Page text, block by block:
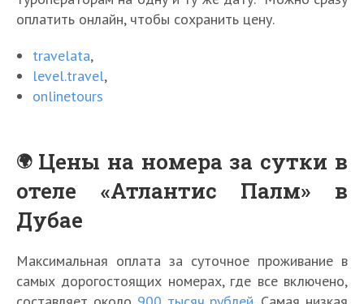
оплатить онлайн, чтобы сохранить цену.
travelata,
level.travel,
onlinetours
Цены на номера за сутки в
отеле «Атлантис Палм» в
Дубае
Максимальная оплата за суточное проживание в
самых дорогостоящих номерах, где все включено,